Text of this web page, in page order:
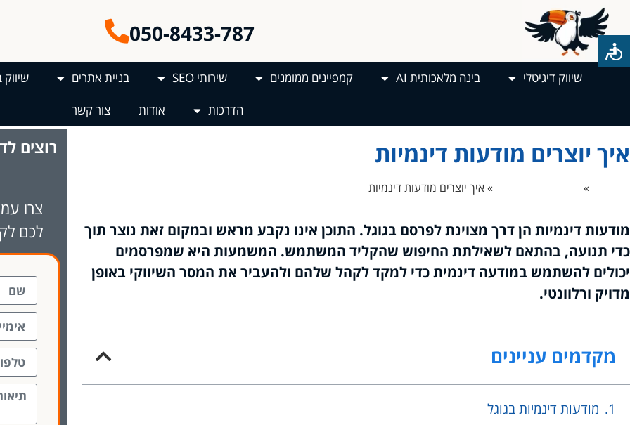
050-8433-787
שיווק דיגיטלי בינה מלאכותית AI קמפיינים ממומנים שירותי SEO בניית אתרים
הדרכות
אודות צור קשר
איך יוצרים מודעות דינמיות
»
»איך יוצרים מודעות דינמיות
מודעות דינמיות הן דרך מצוינת לפרסם בגוגל. התוכן אינו נקבע מראש ובמקום זאת נוצר תוך
כדי תנועה, בהתאם לשאילתת החיפוש שהקליד המשתמש. המשמעות היא שמפרסמים
יכולים להשתמש במודעה דינמית כדי למקד לקהל שלהם ולהעביר את המסר השיווקי באופן
מדויק ורלוונטי.
מקדמים עניינים
מודעות דינמיות בגוגל
רוצים
צרו
לכם